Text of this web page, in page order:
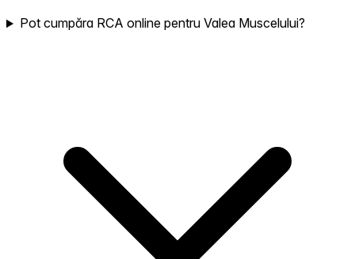
Pot cumpăra RCA online pentru Valea Muscelului?